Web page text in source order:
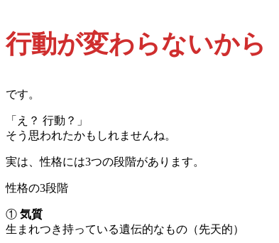
行動が変わらないから
です。
「え？ 行動？」
そう思われたかもしれませんね。
実は、性格には3つの段階があります。
性格の3段階
① 気質
生まれつき持っている遺伝的なもの（先天的）